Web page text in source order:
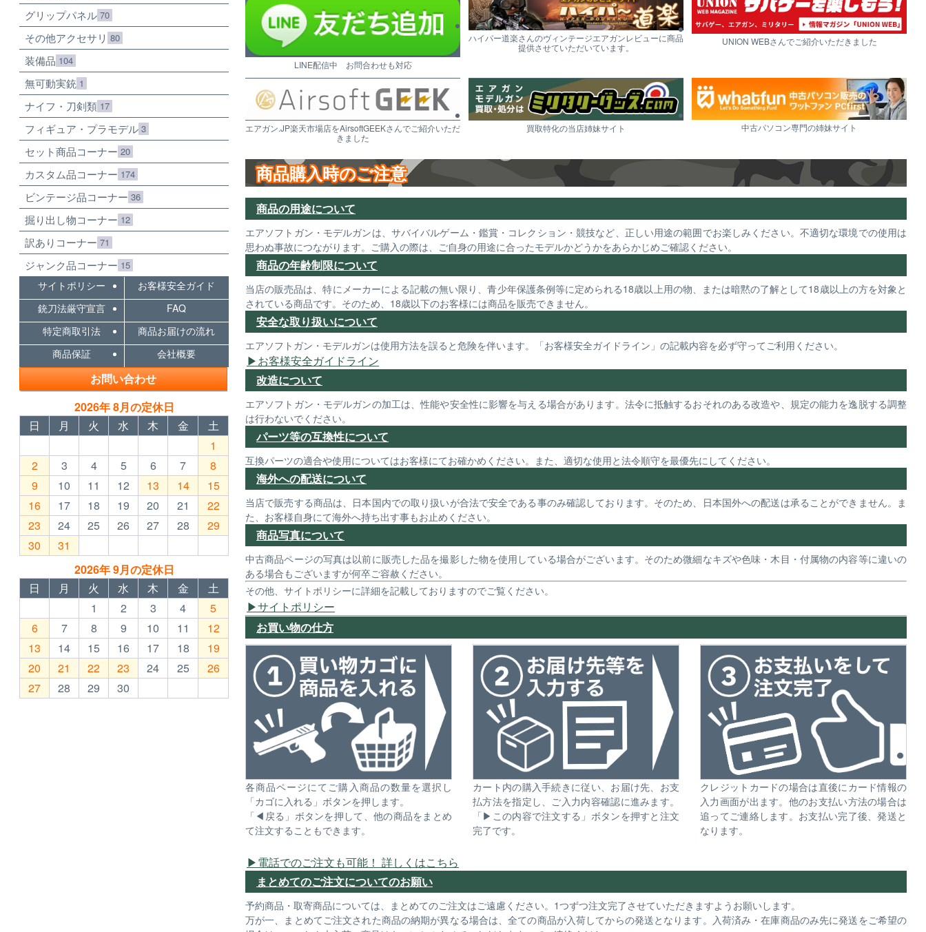
LINE配信中 お問合わせも対応
ハイパー道楽さんのヴィンテージエアガンレビューに商品
提供させていただいています。
UNION WEBさんでご紹介いただきました
エアガン.JP楽天市場店をAirsoftGEEKさんでご紹介いただ
きました
買取特化の当店姉妹サイト 中古パソコン専門の姉妹サイト
商品購入時のご注意
商品の用途について
エアソフトガン・モデルガンは、サバイバルゲーム・鑑賞・コレクション・競技など、正しい用途の範囲でお楽しみください。不適切な環境での使用は
思わぬ事故につながります。ご購入の際は、ご自身の用途に合ったモデルかどうかをあらかじめご確認ください。
商品の年齢制限について
当店の販売品は、特にメーカーによる記載の無い限り、青少年保護条例等に定められる18歳以上用の物、または暗黙の了解として18歳以上の方を対象と
されている商品です。そのため、18歳以下のお客様には商品を販売できません。
安全な取り扱いについて
エアソフトガン・モデルガンは使用方法を誤ると危険を伴います。「お客様安全ガイドライン」の記載内容を必ず守ってご利用ください。
お客様安全ガイドライン
改造について
エアソフトガン・モデルガンの加工は、性能や安全性に影響を与える場合があります。法令に抵触するおそれのある改造や、規定の能力を逸脱する調整
は行わないでください。
パーツ等の互換性について
互換パーツの適合や使用についてはお客様にてお確かめください。また、適切な使用と法令順守を最優先にしてください。
海外への配送について
当店で販売する商品は、日本国内での取り扱いが合法で安全である事のみ確認しております。そのため、日本国外への配送は承ることができません。ま
た、お客様自身にて海外へ持ち出す事もお止めください。
商品写真について
中古商品ページの写真は以前に販売した品を撮影した物を使用している場合がございます。そのため微細なキズや色味・木目・付属物の内容等に違いの
ある場合もございますが何卒ご容赦ください。
その他、サイトポリシーに詳細を記載しておりますのでご覧ください。
サイトポリシー
お買い物の仕方
各商品ページにてご購入商品の数量を選択し
「カゴに入れる」ボタンを押します。
「◀戻る」ボタンを押して、他の商品をまとめ
て注文することもできます。
カート内の購入手続きに従い、お届け先、お支
払方法を指定し、ご入力内容確認に進みます。
「▶この内容で注文する」ボタンを押すと注文
完了です。
クレジットカードの場合は直後にカード情報の
入力画面が出ます。他のお支払い方法の場合は
追ってご連絡します。お支払い完了後、発送と
なります。
電話でのご注文も可能！ 詳しくはこちら
まとめてのご注文についてのお願い
予約商品・取寄商品については、まとめてのご注文はご遠慮ください。1つずつ注文完了させていただきますようお願いします。
万が一、まとめてご注文された商品の納期が異なる場合は、全ての商品が入荷してからの発送となります。入荷済み・在庫商品のみ先に発送をご希望の
グリップパネル 70
その他アクセサリ 80
装備品 104
無可動実銃 1
ナイフ・刀剣類 17
フィギュア・プラモデル 3
セット商品コーナー 20
カスタム品コーナー 174
ビンテージ品コーナー 36
掘り出し物コーナー 12
訳ありコーナー 71
ジャンク品コーナー 15
サイトポリシー
お客様安全ガイド
銃刀法厳守宣言
FAQ
特定商取引法
商品お届けの流れ
商品保証
会社概要
お問い合わせ
2026年 8月の定休日
日
月 火 水 木 金
土
1
2
3 4 5 6 7
8
9
10 11 12 13 14
15
16
17 18 19 20 21
22
23
24 25 26 27 28
29
30
31
2026年 9月の定休日
日
月 火 水 木 金
土
1
2 3 4
5
6
7 8 9 10 11
12
13
14 15 16 17 18
19
20
21 22 23 24 25
26
27
28 29 30